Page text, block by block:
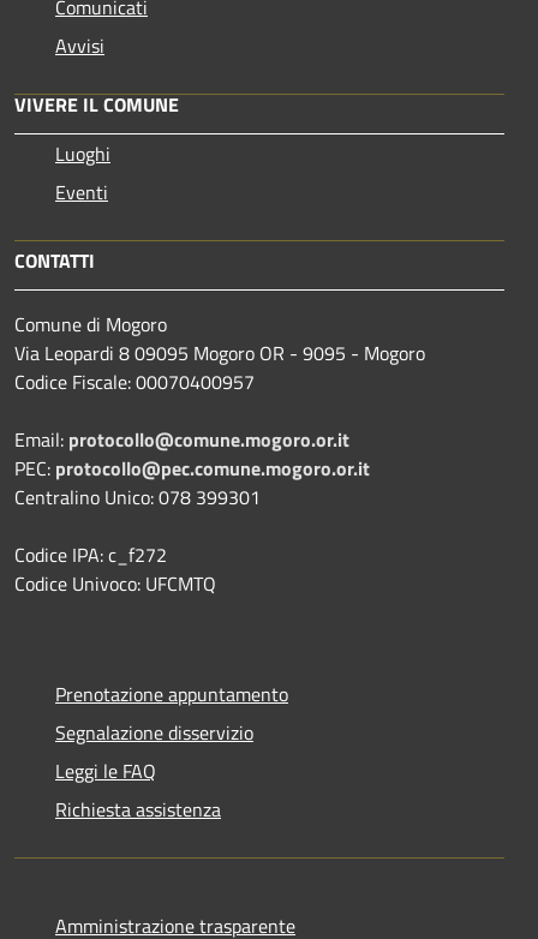
Comunicati
Avvisi
VIVERE IL COMUNE
Luoghi
Eventi
CONTATTI
Comune di Mogoro
Via Leopardi 8 09095 Mogoro OR - 9095 - Mogoro
Codice Fiscale: 00070400957
Email: protocollo@comune.mogoro.or.it
PEC: protocollo@pec.comune.mogoro.or.it
Centralino Unico: 078 399301
Codice IPA: c_f272
Codice Univoco: UFCMTQ
Prenotazione appuntamento
Segnalazione disservizio
Leggi le FAQ
Richiesta assistenza
Amministrazione trasparente